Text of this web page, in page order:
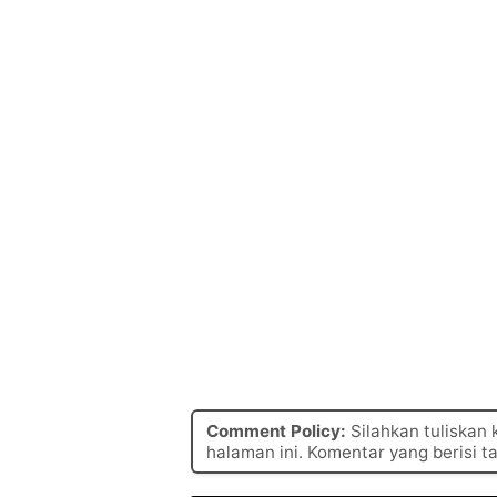
Comment Policy: Silahkan tuliskan
halaman ini. Komentar yang berisi